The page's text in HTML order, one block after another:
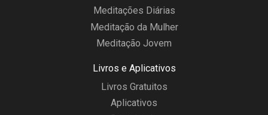
Meditações Diárias
Meditação da Mulher
Meditação Jovem
Livros e Aplicativos
Livros Gratuitos
Aplicativos